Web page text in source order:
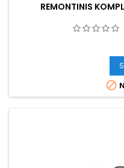
REMONTINIS
